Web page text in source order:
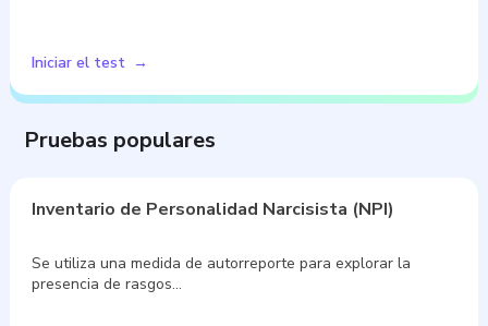
Iniciar el test
Pruebas populares
Inventario de Personalidad Narcisista (NPI)
Se utiliza una medida de autorreporte para explorar la
presencia de rasgos…